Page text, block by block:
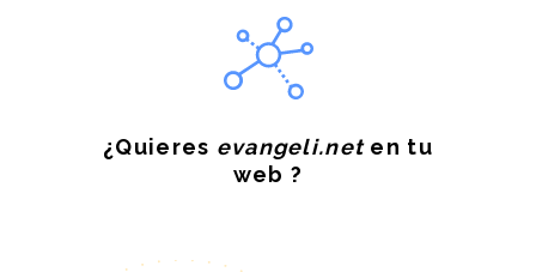
¿Quieres evangeli.neten tu
web ?